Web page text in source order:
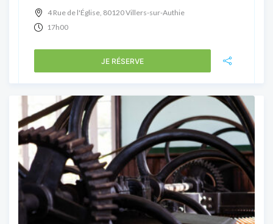
4 Rue de l'Église, 80120 Villers-sur-Authie
17h00
JE RÉSERVE